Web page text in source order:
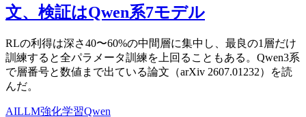
文、検証はQwen系7モデル
RLの利得は深さ40〜60%の中間層に集中し、最良の1層だけ
訓練すると全パラメータ訓練を上回ることもある。Qwen3系
で層番号と数値まで出ている論文（arXiv 2607.01232）を読
んだ。
AILLM強化学習Qwen